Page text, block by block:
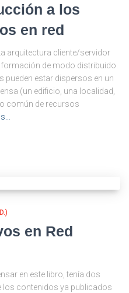
a los
en red
arquitectura cliente/servidor
de modo distribuido.
pueden estar dispersos en un
(un edificio, una localidad,
común de recursos
en Red
en este libro, tenía dos
los contenidos ya publicados